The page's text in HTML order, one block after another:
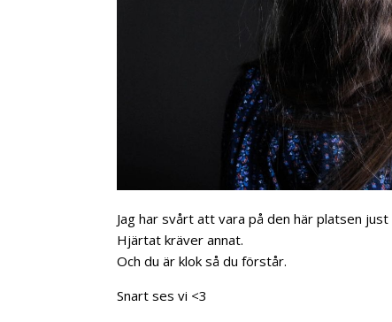
Jag har svårt att vara på den här platsen
Hjärtat kräver annat.
Och du är klok så du förstår.
Snart ses vi <3